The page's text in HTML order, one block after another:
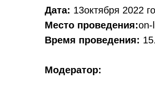
Дата: 13октября 2022
Место проведения:on-
Время проведения:
Модератор: